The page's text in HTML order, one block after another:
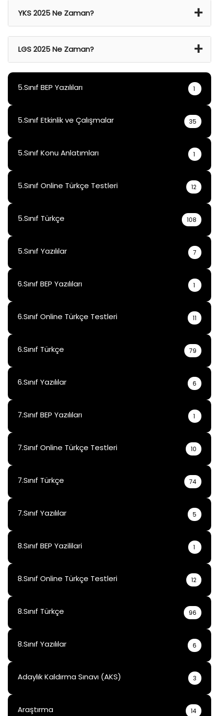
YKS 2025 Ne Zaman?
LGS 2025 Ne Zaman?
5.Sınıf BEP Yazılıları
1
5.Sınıf Etkinlik ve Çalışmalar 35
5.Sınıf Konu Anlatımları 1
5.Sınıf Online Türkçe Testleri 12
5.Sınıf Türkçe 108
5.Sınıf Yazılılar 7
6.Sınıf BEP Yazılıları 1
6.Sınıf Online Türkçe Testleri 11
6.Sınıf Türkçe 79
6.Sınıf Yazılılar 6
7.Sınıf BEP Yazılıları 1
7.Sınıf Online Türkçe Testleri 10
7.Sınıf Türkçe 74
7.Sınıf Yazılılar 5
8.Sınıf BEP Yazililari 1
8.Sınıf Online Türkçe Testleri 12
8.Sınıf Türkçe 96
8.Sınıf Yazılılar 6
Adaylık Kaldırma Sınavı (AKS) 3
Araştırma 14